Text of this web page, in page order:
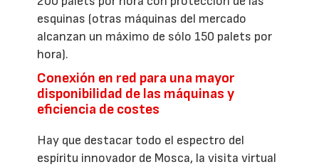
esquinas (otras máquinas del mercado
alcanzan un máximo de sólo 150 palets por
hora).
Conexión en red para una mayor
disponibilidad de las máquinas y
eficiencia de costes
Hay que destacar todo el espectro del
espíritu innovador de Mosca, la visita virtual